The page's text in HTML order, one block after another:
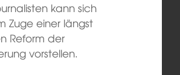
kann sich
Zuge einer längst
Reform der
vorstellen.